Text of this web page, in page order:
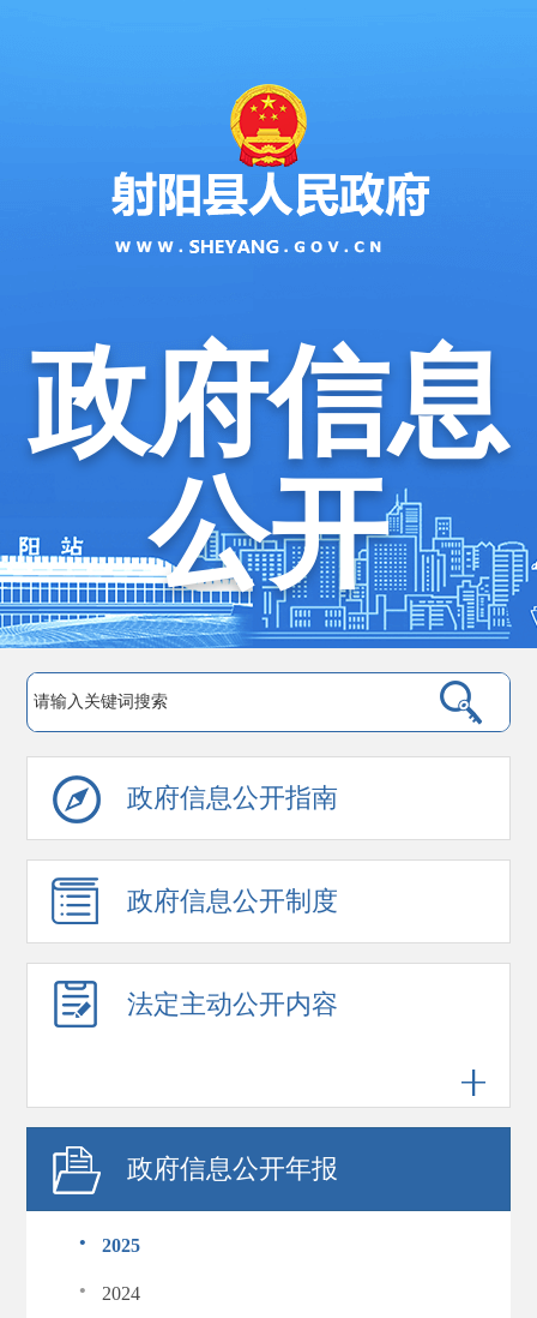
政府信息
公开
政府信息公开指南
政府信息公开制度
法定主动公开内容
政府信息公开年报
· 2025
· 2024